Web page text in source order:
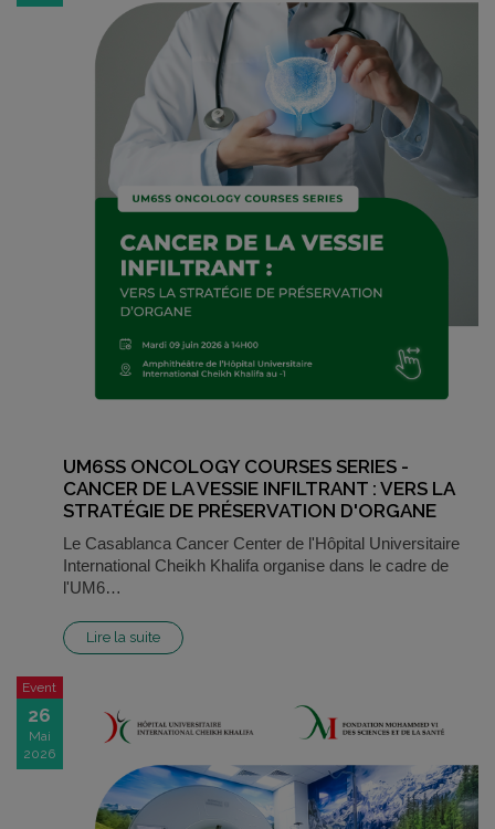
UM6SS ONCOLOGY COURSES SERIES -
CANCER DE LA VESSIE INFILTRANT : VERS LA
STRATÉGIE DE PRÉSERVATION D'ORGANE
Le Casablanca Cancer Center de l'Hôpital Universitaire
International Cheikh Khalifa organise dans le cadre de
l'UM6…
Lire la suite
Event
26
Mai
2026